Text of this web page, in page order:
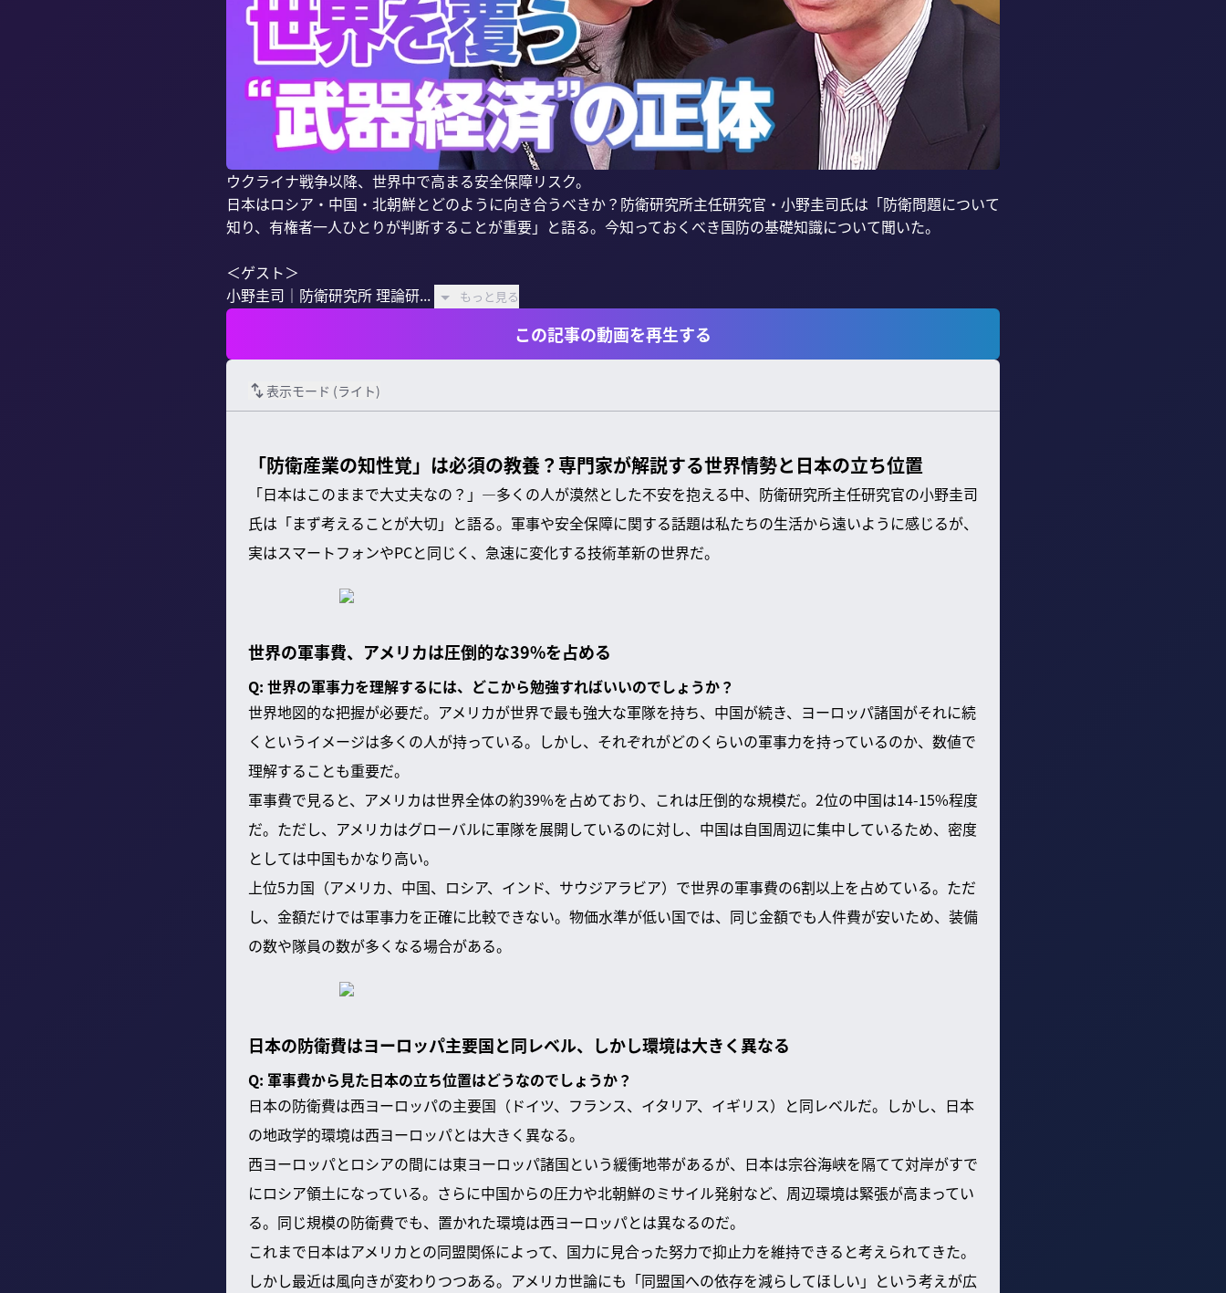
ウクライナ戦争以降、世界中で高まる安全保障リスク。
日本はロシア・中国・北朝鮮とどのように向き合うべきか？防衛研究所主任研究官・小野圭司氏は「防衛問題について
知り、有権者一人ひとりが判断することが重要」と語る。今知っておくべき国防の基礎知識について聞いた。
＜ゲスト＞
小野圭司｜防衛研究所 理論研...
もっと見る
この記事の動画を再生する
表示モード (ライト)
「防衛産業の知性覚」は必須の教養？専門家が解説する世界情勢と日本の立ち位置
「日本はこのままで大丈夫なの？」—多くの人が漠然とした不安を抱える中、防衛研究所主任研究官の小野圭司
氏は「まず考えることが大切」と語る。軍事や安全保障に関する話題は私たちの生活から遠いように感じるが、
実はスマートフォンやPCと同じく、急速に変化する技術革新の世界だ。
世界の軍事費、アメリカは圧倒的な39%を占める
Q: 世界の軍事力を理解するには、どこから勉強すればいいのでしょうか？
世界地図的な把握が必要だ。アメリカが世界で最も強大な軍隊を持ち、中国が続き、ヨーロッパ諸国がそれに続
くというイメージは多くの人が持っている。しかし、それぞれがどのくらいの軍事力を持っているのか、数値で
理解することも重要だ。
軍事費で見ると、アメリカは世界全体の約39%を占めており、これは圧倒的な規模だ。2位の中国は14-15%程度
だ。ただし、アメリカはグローバルに軍隊を展開しているのに対し、中国は自国周辺に集中しているため、密度
としては中国もかなり高い。
上位5カ国（アメリカ、中国、ロシア、インド、サウジアラビア）で世界の軍事費の6割以上を占めている。ただ
し、金額だけでは軍事力を正確に比較できない。物価水準が低い国では、同じ金額でも人件費が安いため、装備
の数や隊員の数が多くなる場合がある。
日本の防衛費はヨーロッパ主要国と同レベル、しかし環境は大きく異なる
Q: 軍事費から見た日本の立ち位置はどうなのでしょうか？
日本の防衛費は西ヨーロッパの主要国（ドイツ、フランス、イタリア、イギリス）と同レベルだ。しかし、日本
の地政学的環境は西ヨーロッパとは大きく異なる。
西ヨーロッパとロシアの間には東ヨーロッパ諸国という緩衝地帯があるが、日本は宗谷海峡を隔てて対岸がすで
にロシア領土になっている。さらに中国からの圧力や北朝鮮のミサイル発射など、周辺環境は緊張が高まってい
る。同じ規模の防衛費でも、置かれた環境は西ヨーロッパとは異なるのだ。
これまで日本はアメリカとの同盟関係によって、国力に見合った努力で抑止力を維持できると考えられてきた。
しかし最近は風向きが変わりつつある。アメリカ世論にも「同盟国への依存を減らしてほしい」という考えが広